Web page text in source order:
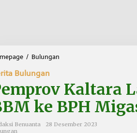
/ Bulungan
o
v
a
Bulungan
Kaltara
ke BPH
Benuanta
28 Desember 2023